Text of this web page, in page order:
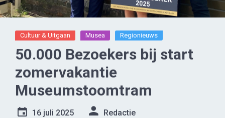
Cultuur & Uitgaan Musea Regionieuws
50.000 Bezoekers bij start
zomervakantie
Museumstoomtram
16 juli 2025 Redactie